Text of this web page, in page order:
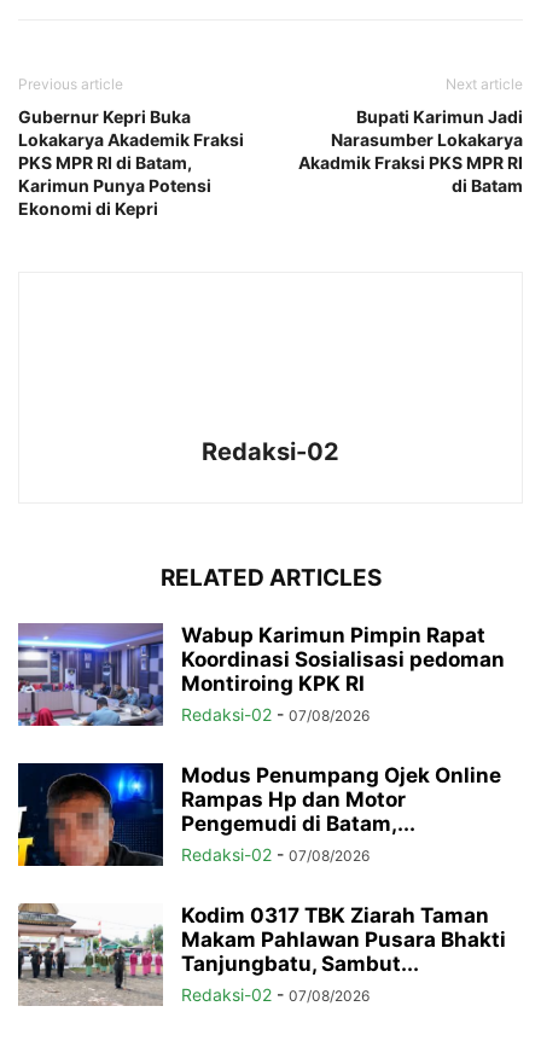
Previous article
Gubernur Kepri Buka
Lokakarya Akademik Fraksi
PKS MPR RI di Batam,
Karimun Punya Potensi
Ekonomi di Kepri
Next article
Bupati Karimun Jadi
Narasumber Lokakarya
Akadmik Fraksi PKS MPR RI
di Batam
Redaksi-02
RELATED ARTICLES
Wabup Karimun Pimpin Rapat
Koordinasi Sosialisasi pedoman
Montiroing KPK RI
Redaksi-02 - 07/08/2026
Modus Penumpang Ojek Online
Rampas Hp dan Motor
Pengemudi di Batam,...
Redaksi-02 - 07/08/2026
Kodim 0317 TBK Ziarah Taman
Makam Pahlawan Pusara Bhakti
Tanjungbatu, Sambut...
Redaksi-02 - 07/08/2026